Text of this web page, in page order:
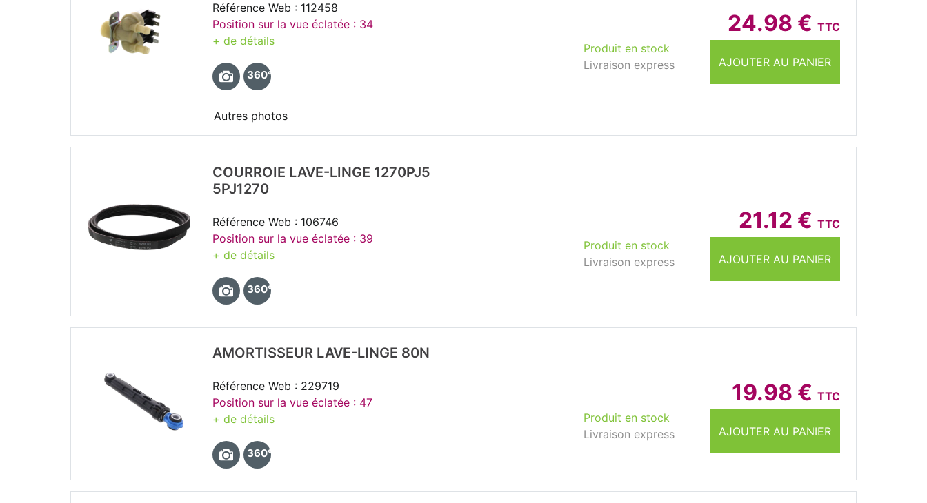
24.98 € TTC
AJOUTER AU PANIER
Produit en stock
Livraison express
Référence Web : 112458
Position sur la vue éclatée : 34
+ de détails
360°
Autres photos
21.12 € TTC
AJOUTER AU PANIER
Produit en stock
Livraison express
COURROIE LAVE-LINGE 1270PJ5
5PJ1270
Référence Web : 106746
Position sur la vue éclatée : 39
+ de détails
360°
19.98 € TTC
AJOUTER AU PANIER
Produit en stock
Livraison express
AMORTISSEUR LAVE-LINGE 80N
Référence Web : 229719
Position sur la vue éclatée : 47
+ de détails
360°